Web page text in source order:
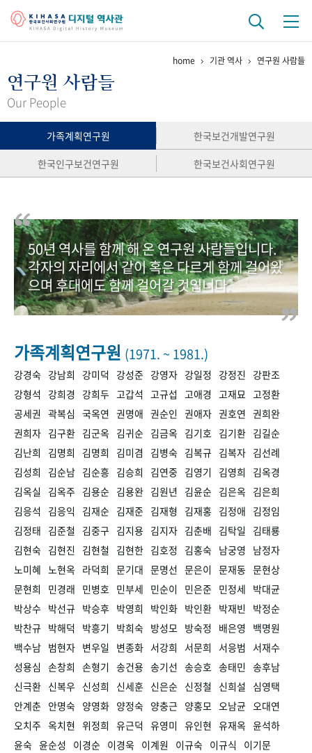
걸어온 길 기관 변천사
연구 역사
정책과 연구 키워드로 보는 연구 역사
연구자들
간행물 변천사
기록물 아카이브
사진 아카이브 문서 기록물 행정박물 영상 기록물
50+1주년 기념
+1
VR 역사관
home 기관 역사 연구원 사람들
연구원 사람들
Our People
가족계획연구원
한국보건개발연구원
한국인구보건연구원
한국보건사회연구원
50년 역사를 함께 해 온 연구원 사람들입니다.
각자의 자리에서 같이 혹은 다르게 함께 걸어왔
으며 후대에도 함께 걸어갈 것입니다.
가족계획연구원 (1971. ~ 1981.)
강경숙 강남희 강미덕 강성준 강영자 강일정 강정진
강판조
강형석
강희경 강희두 고갑석 고규섭 고애경 고재묘 고정환
공세권 곽복심 국옥연 권명애 권순인 권애자 권호연 권희완
권희자 김구환 김군옥 김귀순 김금옥 김기호 김기환 김길순
김난희
김명희 김명희 김미겸 김병숙 김복규 김복자 김선례
김성희
김순남 김순흥 김승희 김연중 김영기 김영희
김옥경
김옥실
김옥주 김용순 김용완 김원년 김윤순 김은옥 김은희
김응석
김응익 김재순 김재준 김재형 김재홍 김정애 김정임
김정태 김준철 김중구 김지용 김지자 김춘배 김탁일
김태룡
김현숙 김현진 김현철 김현한 김호정 김홍숙 남궁영
남정자
노미혜 노현옥 라덕희 문기대 문명선 문은이 문재동 문현상
문현희
민경래 민병호 민부세 민순이 민은준 민정세 박대균
박상수 박선규 박승후 박영희 박인화 박인환 박재빈
박정순
박찬규 박해덕 박흥기 박희숙 방성모 방숙정 배은영
백명원
백수남 범현자 변우일 변종화 서강희 서문희 서응범
서재수
성용심 손창희 손형기 송건용 송기선 송승호 송태민 송후남
신극환 신복우 신성희 신세훈 신은순 신정철 신희설
심영택
안계춘 안명숙 양영화 양정숙 양충근 양홍모 오남균 오대연
오치주 옥치현 위정희 유근덕 유영미 유인현 유재옥 윤석하
윤숙 윤순성 이경순 이경욱 이계원 이규숙 이규식
이기문